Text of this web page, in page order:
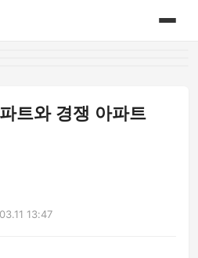
트와 경쟁 아파트
13:47